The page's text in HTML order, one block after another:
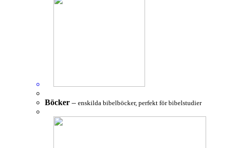
Böcker – enskilda bibelböcker, perfekt för bibelstudier